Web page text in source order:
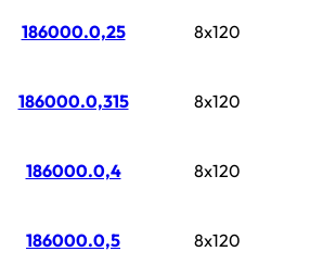
186000.0,25 8x120
186000.0,315 8x120
186000.0,4 8x120
186000.0,5 8x120